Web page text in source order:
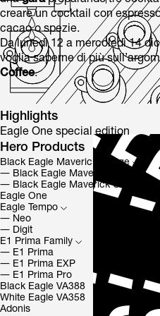
Highlights
Eagle One special edition
Hero Products
Black Eagle Maverick Range
― Black Eagle Maverick
― Black Eagle Maverick Core
Eagle One
Eagle Tempo
― Neo
― Digit
E1 Prima Family
― E1 Prima
― E1 Prima EXP
― E1 Prima Pro
Black Eagle VA388
White Eagle VA358
Adonis
creare un cocktail con
cacao o spezie.
Da lunedì 12 a mercoledì 14
voglia saperne di più
Coffee.